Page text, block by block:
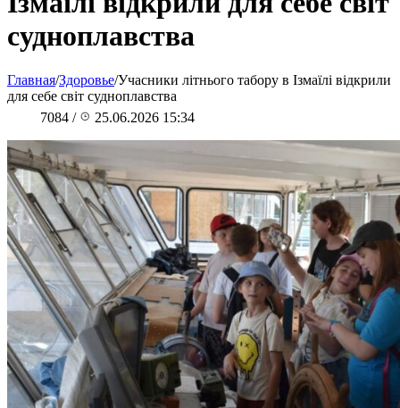
судноплавства
Главная/Здоровье/Учасники літнього табору в Ізмаїлі відкрили
для себе світ судноплавства
7084 / 25.06.2026 15:34